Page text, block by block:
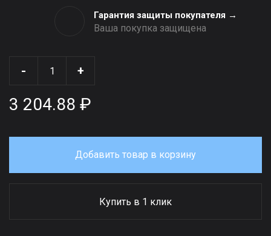
Гарантия защиты покупателя →
Ваша покупка защищена
- +
3 204.88 ₽
Добавить товар в корзину
Купить в 1 клик